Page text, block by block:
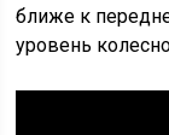
ближе к
уровень